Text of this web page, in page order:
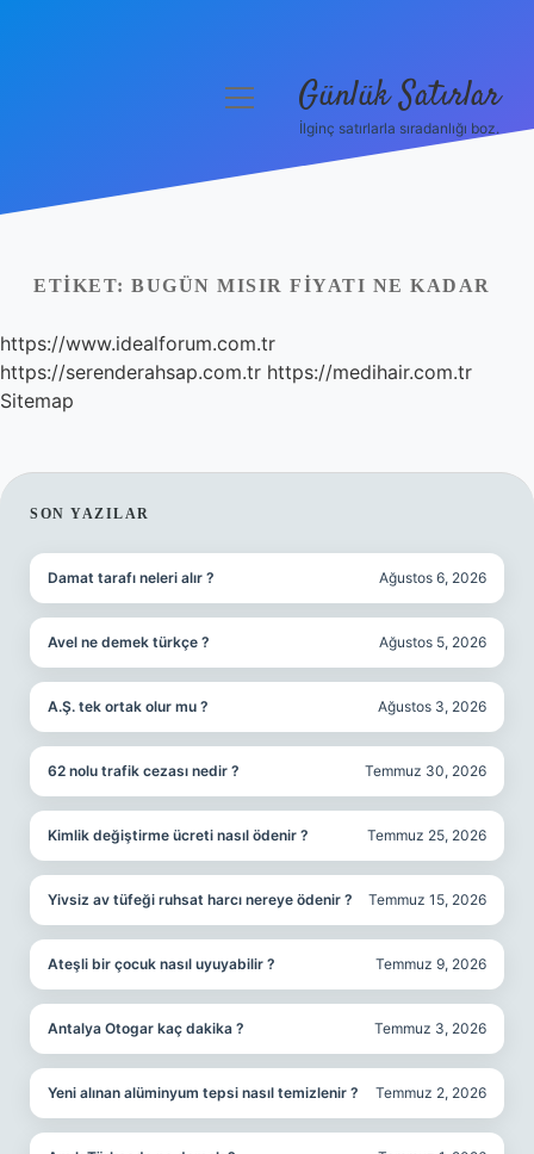
Yasal Uyarı
Hakkımızda
menüyü Günlük Satırlar
İlginç satırlarla sıradanlığı boz.
ETIKET: BUGÜN MISIR FIYATI NE KADAR
https://www.idealforum.com.tr
https://serenderahsap.com.tr https://medihair.com.tr
Sitemap
SIDEBAR
SON YAZILAR
Damat tarafı neleri alır ? Ağustos 6, 2026
Avel ne demek türkçe ? Ağustos 5, 2026
A.Ş. tek ortak olur mu ? Ağustos 3, 2026
62 nolu trafik cezası nedir ? Temmuz 30, 2026
Kimlik değiştirme ücreti nasıl ödenir ? Temmuz 25, 2026
Yivsiz av tüfeği ruhsat harcı nereye ödenir ? Temmuz 15, 2026
Ateşli bir çocuk nasıl uyuyabilir ? Temmuz 9, 2026
Antalya Otogar kaç dakika ? Temmuz 3, 2026
Yeni alınan alüminyum tepsi nasıl temizlenir ? Temmuz 2, 2026